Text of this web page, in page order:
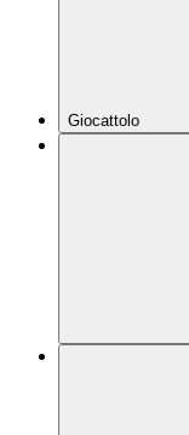
Giocattolo